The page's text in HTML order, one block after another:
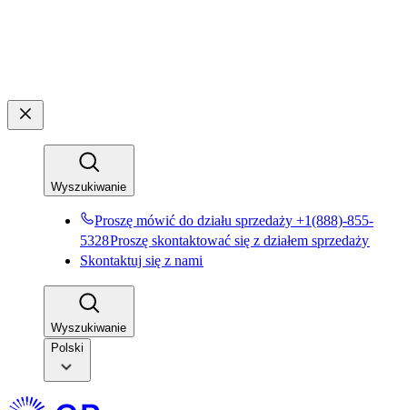
Wyszukiwanie​​
Proszę mówić do działu sprzedaży +1(888)-855-
5328​​Proszę skontaktować się z działem sprzedaży​​
Skontaktuj się z nami​​
Wyszukiwanie​​
Polski